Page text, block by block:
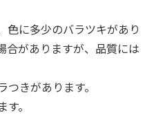
色に多少のバラツキがあり
合がありますが、品質には
きがあります。
。